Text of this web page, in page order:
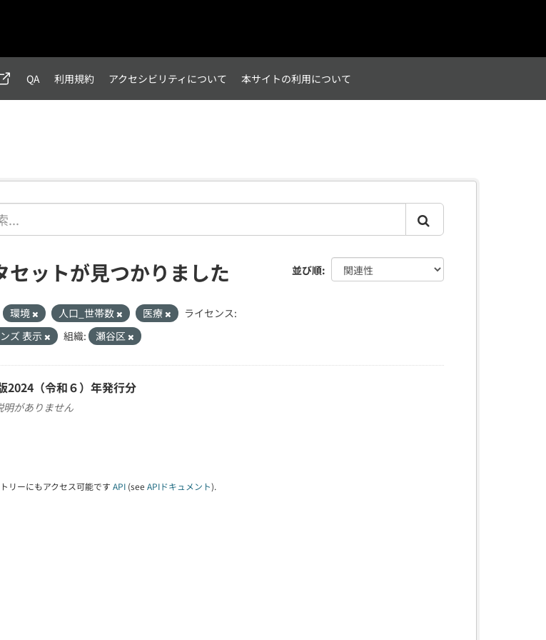
QA 利用規約 アクセシビリティについて 本サイトの利用について
並び順
セットが見つかりました
環境 人口_世帯数 医療
ライセンス:
ズ 表示
組織: 瀬谷区
2024（令和６）年発行分
明がありません
リーにもアクセス可能です API (see APIドキュメント).